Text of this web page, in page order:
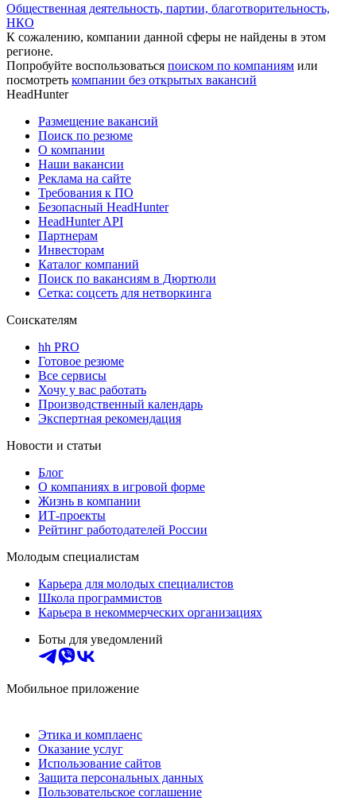
Общественная деятельность, партии, благотворительность,
НКО
К сожалению, компании данной сферы не найдены в этом
регионе.
Попробуйте воспользоваться поиском по компаниям или
посмотреть компании без открытых вакансий
HeadHunter
Размещение вакансий
Поиск по резюме
О компании
Наши вакансии
Реклама на сайте
Требования к ПО
Безопасный HeadHunter
HeadHunter API
Партнерам
Инвесторам
Каталог компаний
Поиск по вакансиям в Дюртюли
Сетка: соцсеть для нетворкинга
Соискателям
hh PRO
Готовое резюме
Все сервисы
Хочу у вас работать
Производственный календарь
Экспертная рекомендация
Новости и статьи
Блог
О компаниях в игровой форме
Жизнь в компании
ИТ-проекты
Рейтинг работодателей России
Молодым специалистам
Карьера для молодых специалистов
Школа программистов
Карьера в некоммерческих организациях
Боты для уведомлений
Мобильное приложение
Этика и комплаенс
Оказание услуг
Использование сайтов
Защита персональных данных
Пользовательское соглашение